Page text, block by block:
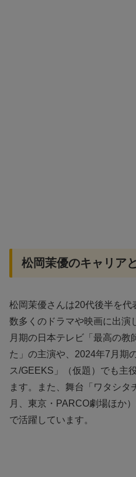
松岡茉優のキャリア
松岡茉優さんは20代後半を代
数多くのドラマや映画に出演
月期の日本テレビ「最高の
た」の主演や、2024年7月期
ス/GEEKS」（仮題）でも主
ます。また、舞台「ワタシタ
月、東京・PARCO劇場ほか
で活躍しています。